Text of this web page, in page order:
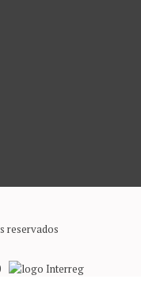
reservados